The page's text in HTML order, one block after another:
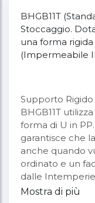
BHGB11T
Stoccaggio.
una forma
(Impermeabile
Supporto Rigido
BHGB11T
forma di U in
garantisce che
anche quando
ordinato e un
dalle
impermeabile
Mostra di più